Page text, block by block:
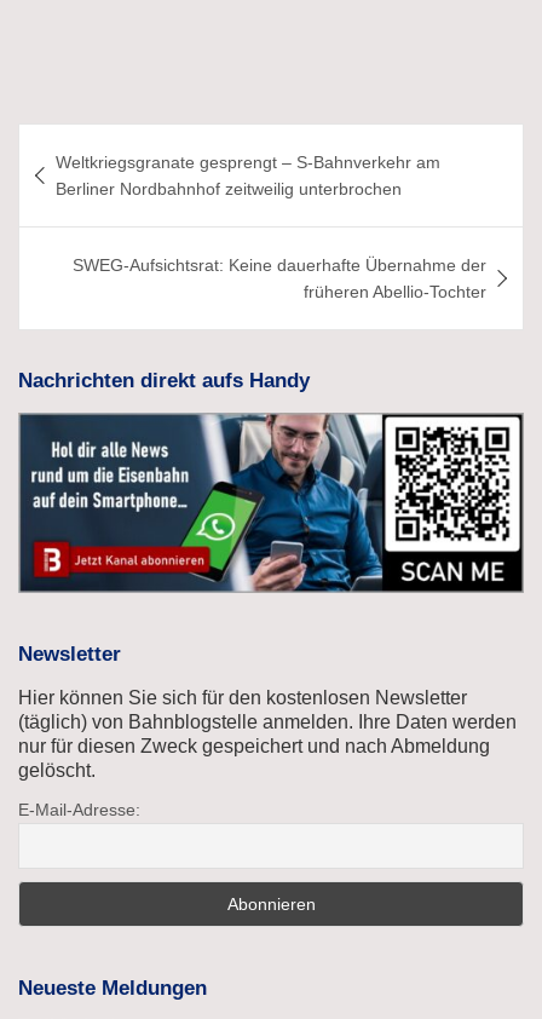
Weltkriegsgranate gesprengt – S-Bahnverkehr am
Berliner Nordbahnhof zeitweilig unterbrochen
SWEG-Aufsichtsrat: Keine dauerhafte Übernahme der
früheren Abellio-Tochter
Nachrichten direkt aufs Handy
Newsletter
Hier können Sie sich für den kostenlosen Newsletter
(täglich) von Bahnblogstelle anmelden. Ihre Daten werden
nur für diesen Zweck gespeichert und nach Abmeldung
gelöscht.
E-Mail-Adresse:
Neueste Meldungen